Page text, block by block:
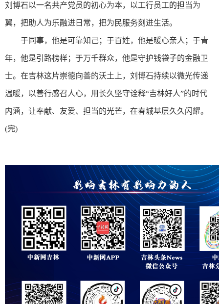
刘博石以一名共产党员的初心为本，以工行员工的担当为
翼，把助人为乐融进日常，把为民服务刻进生活。
于同事，他是可靠知己；于百姓，他是暖心亲人；于青
年，他是引路榜样；于万千群众，他是守护钱袋子的金融卫
士。在吉林这片崇德向善的沃土上，刘博石持续以微光传递
温暖，以善行感召人心，用长久坚守诠释“吉林好人”的时代
内涵，让奉献、友爱、担当的光芒，在春城基层久久闪耀。
(完)